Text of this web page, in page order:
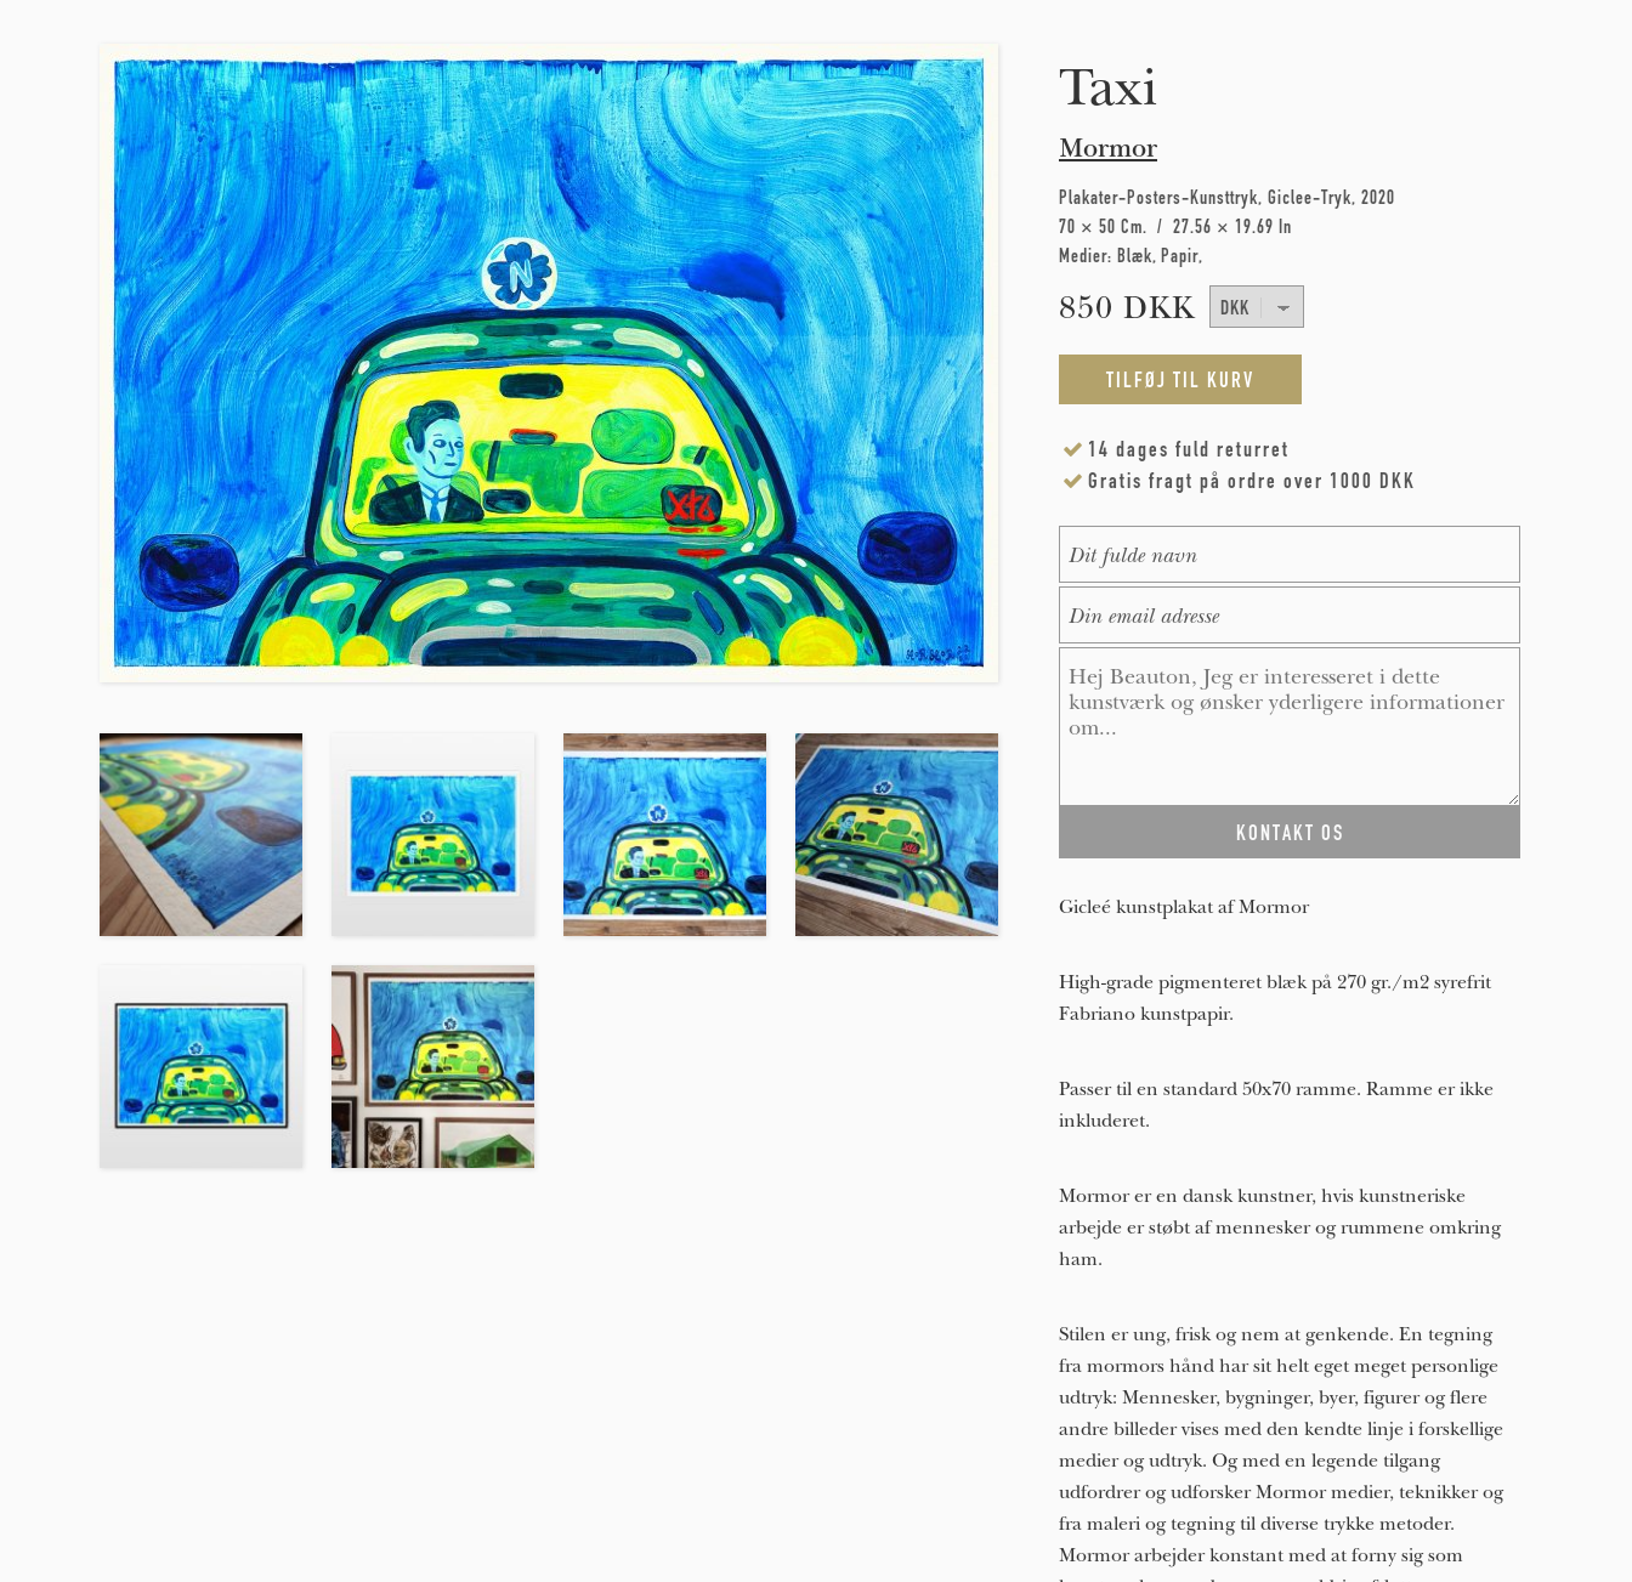
Taxi
Mormor
Plakater-Posters-Kunsttryk Giclee-Tryk 2020
70 × 50 Cm
27.56 × 19.69 In
Medier: Blæk Papir
850 DKK
14 dages fuld returret
Gratis fragt på ordre over 1000 DKK
Gicleé kunstplakat af Mormor
High-grade pigmenteret blæk på 270 gr./m2 syrefrit
Fabriano kunstpapir.
Passer til en standard 50x70 ramme. Ramme er ikke
inkluderet.
Mormor er en dansk kunstner, hvis kunstneriske
arbejde er støbt af mennesker og rummene omkring
ham.
Stilen er ung, frisk og nem at genkende. En tegning
fra mormors hånd har sit helt eget meget personlige
udtryk: Mennesker, bygninger, byer, figurer og flere
andre billeder vises med den kendte linje i forskellige
medier og udtryk. Og med en legende tilgang
udfordrer og udforsker Mormor medier, teknikker og
fra maleri og tegning til diverse trykke metoder.
Mormor arbejder konstant med at forny sig som